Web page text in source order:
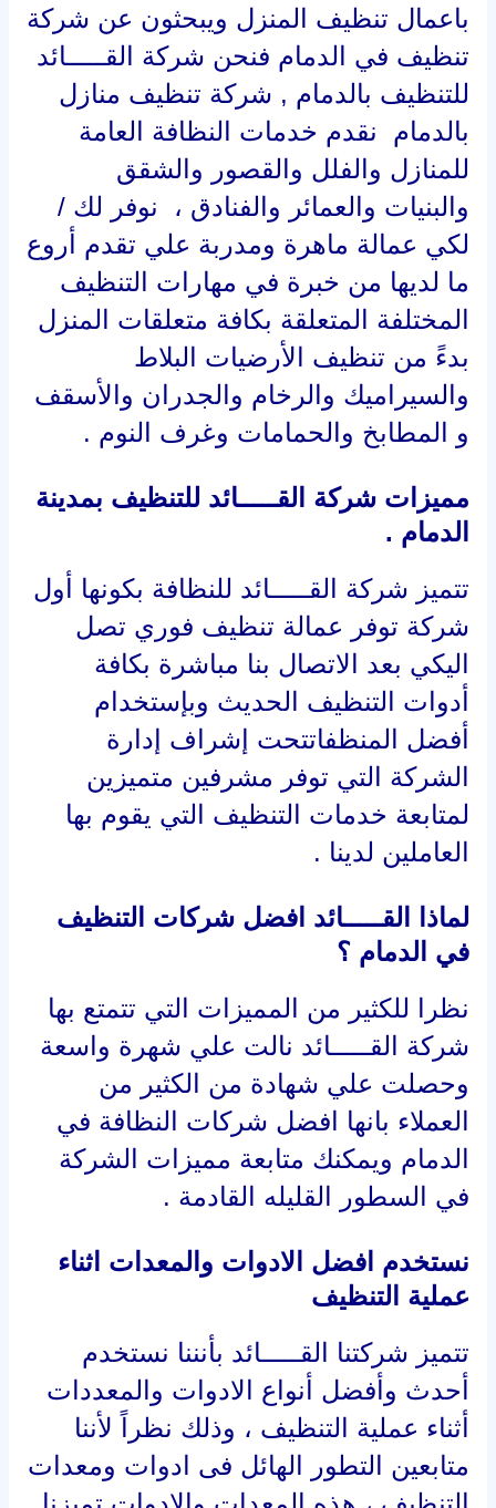
باعمال تنظيف المنزل ويبحثون عن شركة
تنظيف في الدمام فنحن شركة القـــــائد
للتنظيف بالدمام , شركة تنظيف منازل
بالدمام نقدم خدمات النظافة العامة
للمنازل والفلل والقصور والشقق
والبنيات والعمائر والفنادق ، نوفر لك /
لكي عمالة ماهرة ومدربة علي تقدم أروع
ما لديها من خبرة في مهارات التنظيف
المختلفة المتعلقة بكافة متعلقات المنزل
بدءً من تنظيف الأرضيات البلاط
والسيراميك والرخام والجدران والأسقف
و المطابخ والحمامات وغرف النوم .
مميزات شركة القـــــائد للتنظيف بمدينة
الدمام .
تتميز شركة القـــــائد للنظافة بكونها أول
شركة توفر عمالة تنظيف فوري تصل
اليكي بعد الاتصال بنا مباشرة بكافة
أدوات التنظيف الحديث وبإستخدام
أفضل المنظفاتتحت إشراف إدارة
الشركة التي توفر مشرفين متميزين
لمتابعة خدمات التنظيف التي يقوم بها
العاملين لدينا .
لماذا القـــــائد افضل شركات التنظيف
في الدمام ؟
نظرا للكثير من المميزات التي تتمتع بها
شركة القـــــائد نالت علي شهرة واسعة
وحصلت علي شهادة من الكثير من
العملاء بانها افضل شركات النظافة في
الدمام ويمكنك متابعة مميزات الشركة
في السطور القليله القادمة .
نستخدم افضل الادوات والمعدات اثناء
عملية التنظيف
تتميز شركتنا القـــــائد بأنننا نستخدم
أحدث وأفضل أنواع الادوات والمعددات
أثناء عملية التنظيف ، وذلك نظراً لأننا
متابعين التطور الهائل فى ادوات ومعدات